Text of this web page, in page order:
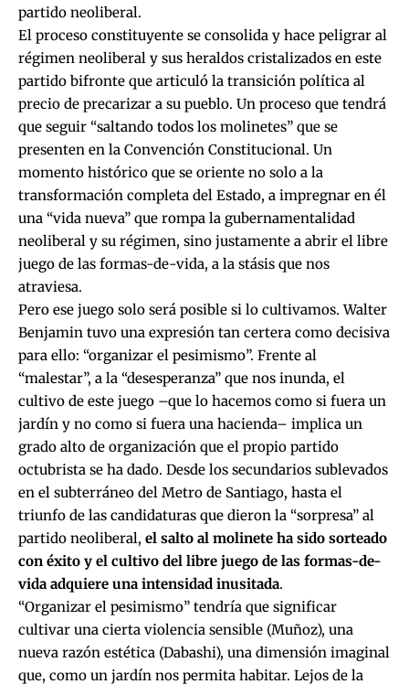
partido neoliberal.
El proceso constituyente se consolida y hace peligrar al
régimen neoliberal y sus heraldos cristalizados en este
partido bifronte que articuló la transición política al
precio de precarizar a su pueblo. Un proceso que tendrá
que seguir “saltando todos los molinetes” que se
presenten en la Convención Constitucional. Un
momento histórico que se oriente no solo a la
transformación completa del Estado, a impregnar en él
una “vida nueva” que rompa la gubernamentalidad
neoliberal y su régimen, sino justamente a abrir el libre
juego de las formas-de-vida, a la stásis que nos
atraviesa.
Pero ese juego solo será posible si lo cultivamos. Walter
Benjamin tuvo una expresión tan certera como decisiva
para ello: “organizar el pesimismo”. Frente al
“malestar”, a la “desesperanza” que nos inunda, el
cultivo de este juego –que lo hacemos como si fuera un
jardín y no como si fuera una hacienda– implica un
grado alto de organización que el propio partido
octubrista se ha dado. Desde los secundarios sublevados
en el subterráneo del Metro de Santiago, hasta el
triunfo de las candidaturas que dieron la “sorpresa” al
partido neoliberal, el salto al molinete ha sido sorteado
con éxito y el cultivo del libre juego de las formas-de-
vida adquiere una intensidad inusitada.
“Organizar el pesimismo” tendría que significar
cultivar una cierta violencia sensible (Muñoz), una
nueva razón estética (Dabashi), una dimensión imaginal
que, como un jardín nos permita habitar. Lejos de la